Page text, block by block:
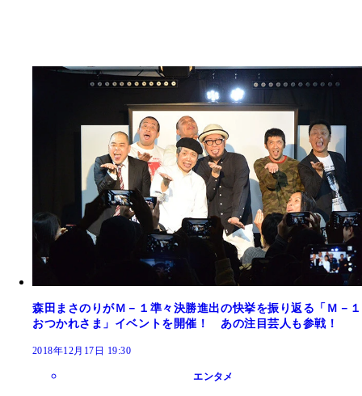
森田まさのりがＭ－１準々決勝進出の快挙を振り返る「Ｍ－１
おつかれさま」イベントを開催！ あの注目芸人も参戦！
2018年12月17日 19:30
エンタメ